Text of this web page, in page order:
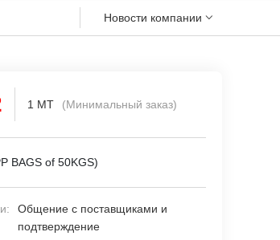
Новости компании
1 MT (Минимальный заказ)
BAGS of 50KGS)
Общение с поставщиками и
подтверждение